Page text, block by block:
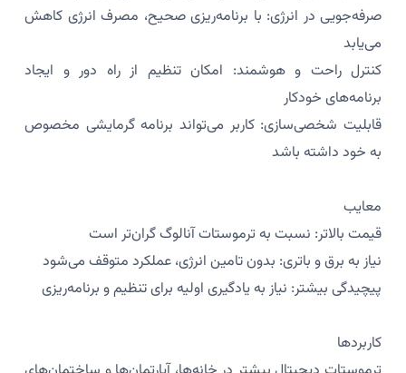
صرفه‌جویی در انرژی: با برنامه‌ریزی صحیح، مصرف انرژی کاهش
می‌یابد
کنترل راحت و هوشمند: امکان تنظیم از راه دور و ایجاد
برنامه‌های خودکار
قابلیت شخصی‌سازی: کاربر می‌تواند برنامه گرمایشی مخصوص
به خود داشته باشد
معایب
قیمت بالاتر: نسبت به ترموستات آنالوگ گران‌تر است
نیاز به برق و باتری: بدون تامین انرژی، عملکرد متوقف می‌شود
پیچیدگی بیشتر: نیاز به یادگیری اولیه برای تنظیم و برنامه‌ریزی
کاربردها